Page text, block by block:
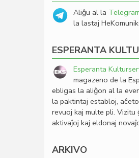
Aliĝu al la
la lastaj
ESPERANTA
Esperanta
magazeno de la
ebligas la aliĝon al la
la paktintaj establoj,
revuoj kaj multe pli.
aktivaĵoj kaj eldonaj
ARKIVO